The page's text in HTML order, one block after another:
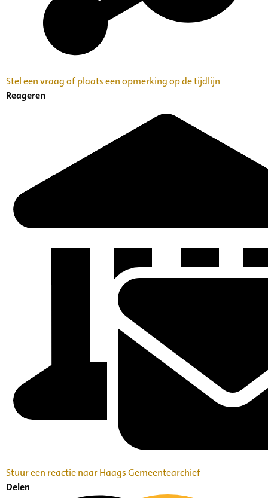
Stel een vraag of plaats een opmerking op de tijdlijn
Reageren
Stuur een reactie naar Haags Gemeentearchief
Delen